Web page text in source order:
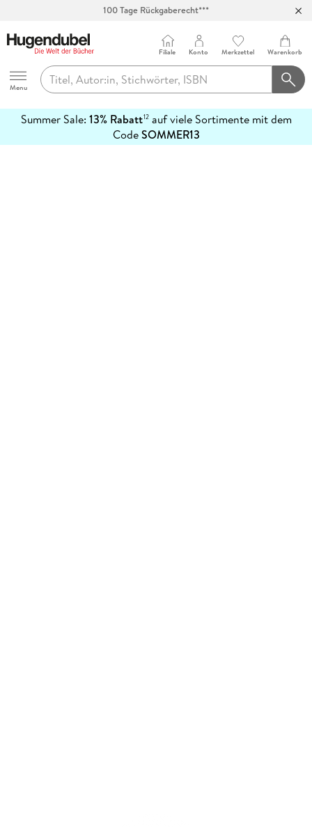
100 Tage Rückgaberecht***
Hugendubel
Menu
Filiale Konto Merkzettel Warenkorb
Summer Sale: 13% Rabatt12auf viele Sortimente mit dem
CodeSOMMER13
erfahren